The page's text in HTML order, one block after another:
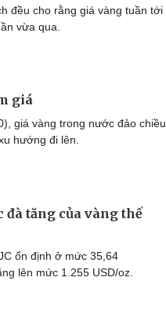
đều cho rằng giá vàng tuần tới
vừa qua.
giá
giá vàng trong nước đảo chiều
hướng đi lên.
đà tăng của vàng thế
ổn định ở mức 35,64
lên mức 1.255 USD/oz.